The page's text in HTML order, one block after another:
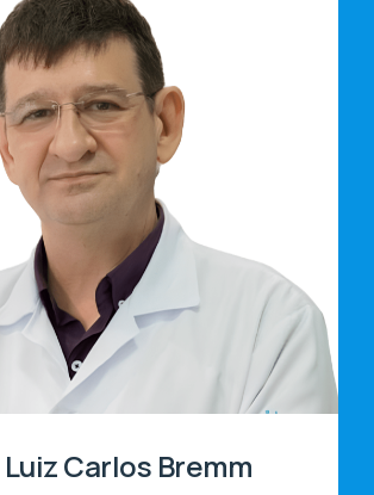
Luiz Carlos Bremm